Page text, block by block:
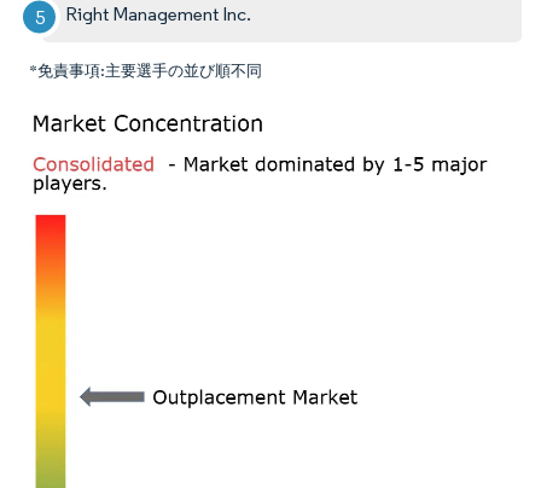
Right Management Inc.
*免責事項:主要選手の並び順不同